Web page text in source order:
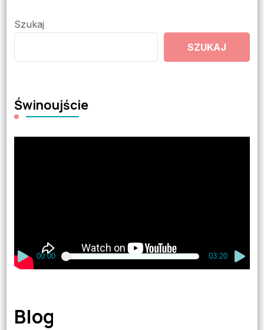
Szukaj
SZUKAJ
Świnoujście
00:00 03:20
Blog